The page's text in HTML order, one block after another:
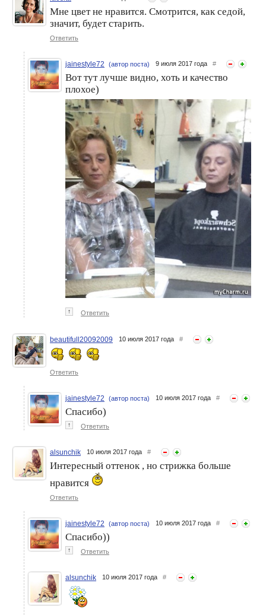
Мне цвет не нравится. Смотрится, как седой,
значит, будет старить.
Ответить
jainestyle72 (автор поста) 9 июля 2017 года #
Вот тут лучше видно, хоть и качество
плохое)
↑ Ответить
beautifull20092009 10 июля 2017 года #
Ответить
jainestyle72 (автор поста) 10 июля 2017 года #
Спасибо)
↑ Ответить
alsunchik 10 июля 2017 года #
Интересный оттенок , но стрижка больше
нравится
Ответить
jainestyle72 (автор поста) 10 июля 2017 года #
Спасибо))
↑ Ответить
alsunchik 10 июля 2017 года #